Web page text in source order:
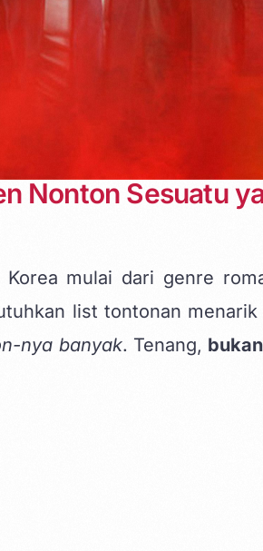
Nonton Sesuatu
mulai dari genre
list tontonan
nya banyak. Tenang,